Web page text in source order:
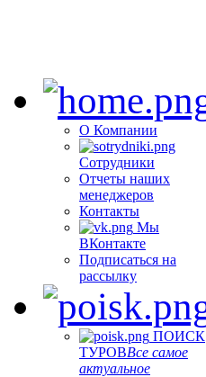
О Компании
Сотрудники
Отчеты наших
менеджеров
Контакты
Мы
ВКонтакте
Подписаться на
рассылку
ПОИСК
ТУРОВВсе самое
актуальное